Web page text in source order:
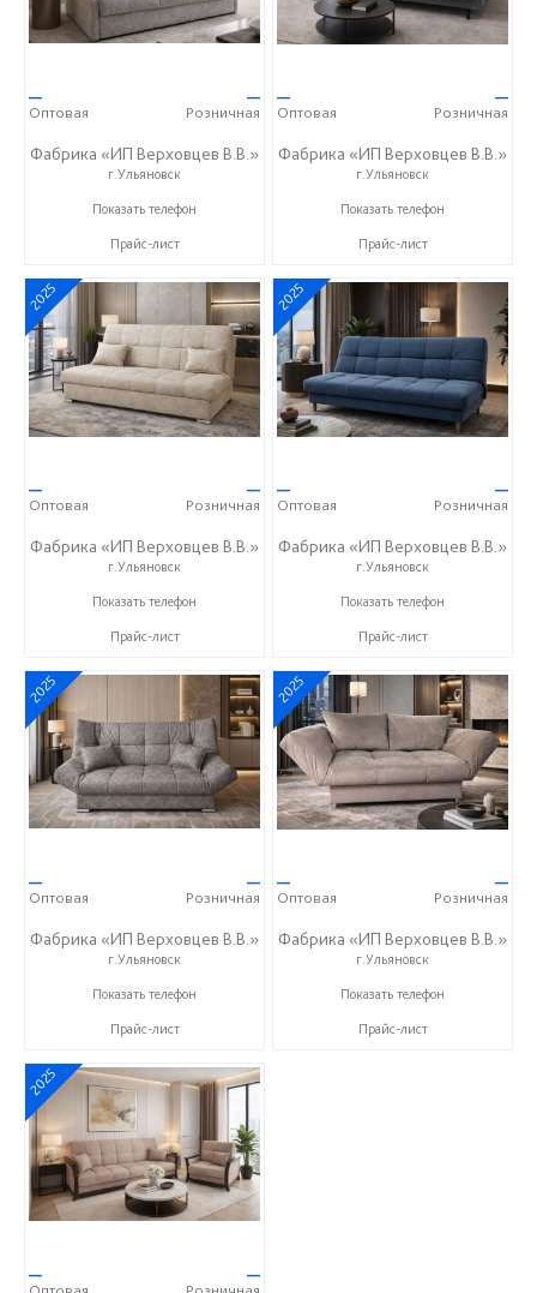
—
Оптовая
—
Розничная
Фабрика «ИП Верховцев В.В.»
г.Ульяновск
8-987-637-27-82
Показать телефон
Прайс-лист
—
Оптовая
—
Розничная
Фабрика «ИП Верховцев В.В.»
г.Ульяновск
8-987-637-27-82
Показать телефон
Прайс-лист
2025
—
Оптовая
—
Розничная
Фабрика «ИП Верховцев В.В.»
г.Ульяновск
8-987-637-27-82
Показать телефон
Прайс-лист
2025
—
Оптовая
—
Розничная
Фабрика «ИП Верховцев В.В.»
г.Ульяновск
8-987-637-27-82
Показать телефон
Прайс-лист
2025
—
Оптовая
—
Розничная
Фабрика «ИП Верховцев В.В.»
г.Ульяновск
8-987-637-27-82
Показать телефон
Прайс-лист
2025
—
Оптовая
—
Розничная
Фабрика «ИП Верховцев В.В.»
г.Ульяновск
8-987-637-27-82
Показать телефон
Прайс-лист
2025
— —